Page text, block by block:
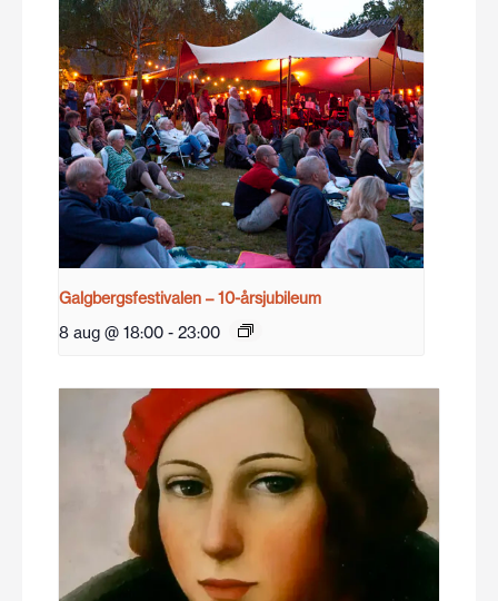
Galgbergsfestivalen – 10-årsjubileum
8 aug @ 18:00 - 23:00